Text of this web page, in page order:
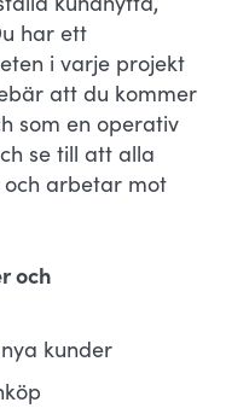
har ett
i varje projekt
att du kommer
som en operativ
se till att alla
arbetar mot
och
kunder